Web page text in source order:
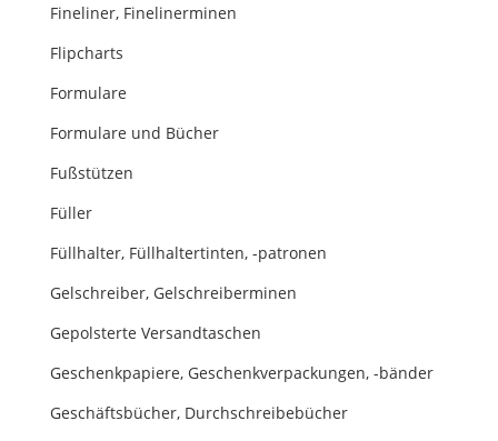
Fineliner, Finelinerminen
Flipcharts
Formulare
Formulare und Bücher
Fußstützen
Füller
Füllhalter, Füllhaltertinten, -patronen
Gelschreiber, Gelschreiberminen
Gepolsterte Versandtaschen
Geschenkpapiere, Geschenkverpackungen, -bänder
Geschäftsbücher, Durchschreibebücher